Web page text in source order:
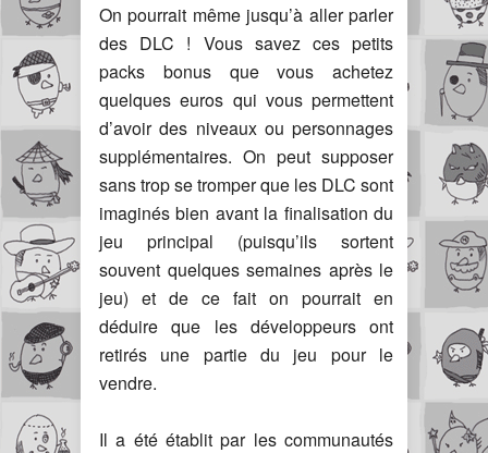
On pourrait même jusqu’à aller parler
des DLC ! Vous savez ces petits
packs bonus que vous achetez
quelques euros qui vous permettent
d’avoir des niveaux ou personnages
supplémentaires. On peut supposer
sans trop se tromper que les DLC sont
imaginés bien avant la finalisation du
jeu principal (puisqu’ils sortent
souvent quelques semaines après le
jeu) et de ce fait on pourrait en
déduire que les développeurs ont
retirés une partie du jeu pour le
vendre.
Il a été établit par les communautés